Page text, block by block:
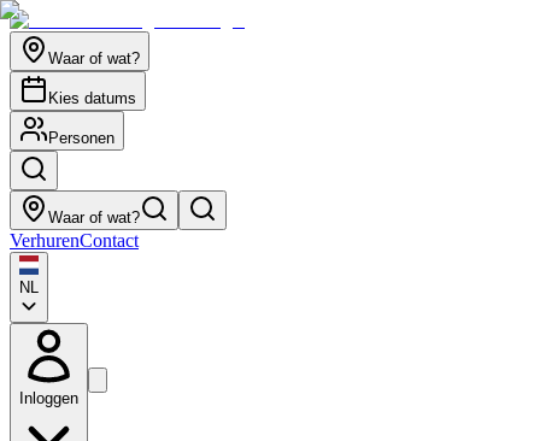
Waar of wat?
Kies datums
Personen
Waar of wat?
VerhurenContact
NL
Inloggen